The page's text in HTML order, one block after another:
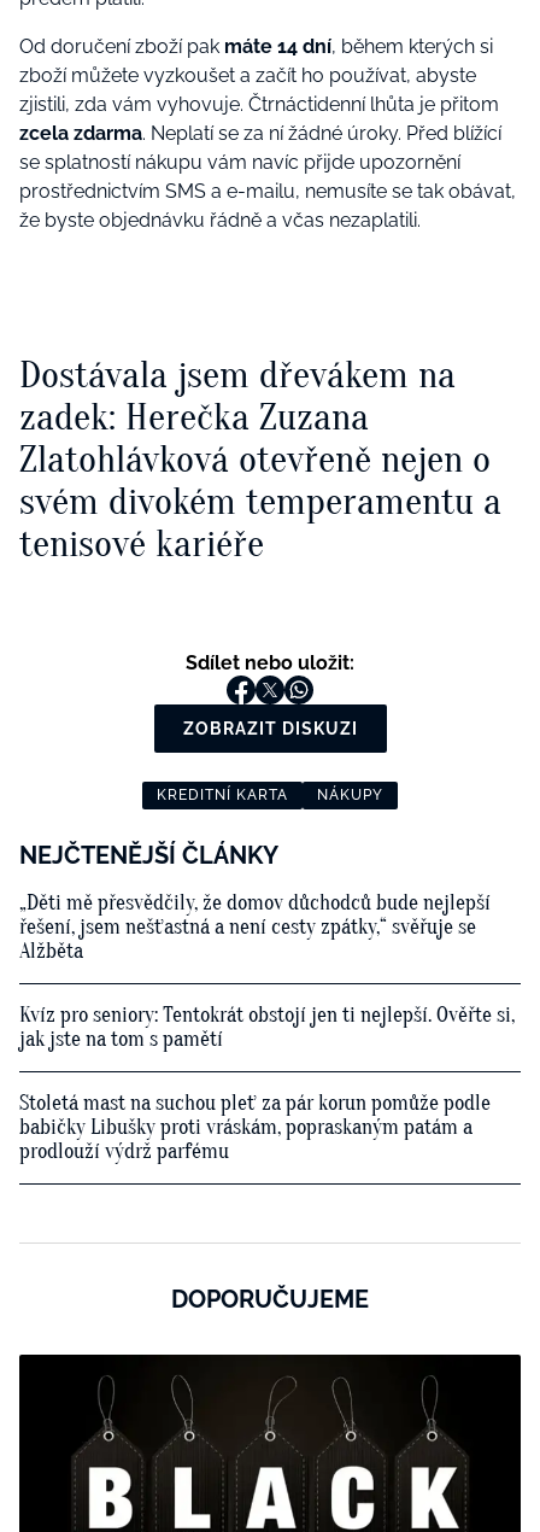
Od doručení zboží pak máte 14 dní, během kterých si
zboží můžete vyzkoušet a začít ho používat, abyste
zjistili, zda vám vyhovuje. Čtrnáctidenní lhůta je přitom
zcela zdarma. Neplatí se za ní žádné úroky. Před blížící
se splatností nákupu vám navíc přijde upozornění
prostřednictvím SMS a e-mailu, nemusíte se tak obávat,
že byste objednávku řádně a včas nezaplatili.
Dostávala jsem dřevákem na
zadek: Herečka Zuzana
Zlatohlávková otevřeně nejen o
svém divokém temperamentu a
tenisové kariéře
Sdílet nebo uložit:
ZOBRAZIT DISKUZI
KREDITNÍ KARTA NÁKUPY
NEJČTENĚJŠÍ ČLÁNKY
„Děti mě přesvědčily, že domov důchodců bude nejlepší
řešení, jsem nešťastná a není cesty zpátky,“ svěřuje se
Alžběta
Kvíz pro seniory: Tentokrát obstojí jen ti nejlepší. Ověřte si,
jak jste na tom s pamětí
Stoletá mast na suchou pleť za pár korun pomůže podle
babičky Libušky proti vráskám, popraskaným patám a
prodlouží výdrž parfému
DOPORUČUJEME